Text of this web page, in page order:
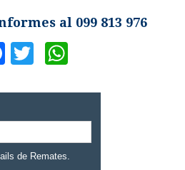
al 099 813 976
Facebook
Twitter
de Remates.